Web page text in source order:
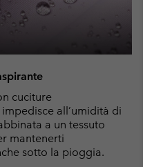
cuciture
all’umidità di
a un tessuto
mantenerti
sotto la pioggia.